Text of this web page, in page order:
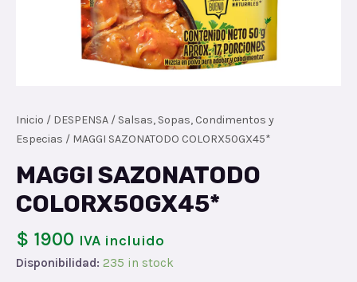
Inicio / DESPENSA / Salsas, Sopas, Condimentos y
Especias / MAGGI SAZONATODO COLORX50GX45*
MAGGI SAZONATODO
COLORX50GX45*
$ 1900 IVA incluido
Disponibilidad: 235 in stock